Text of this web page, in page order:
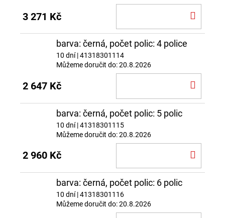
3 271 Kč
barva: černá, počet polic: 4 police
10 dní| 41318301114
Můžeme doručit do:20.8.2026
2 647 Kč
barva: černá, počet polic: 5 polic
10 dní| 41318301115
Můžeme doručit do:20.8.2026
2 960 Kč
barva: černá, počet polic: 6 polic
10 dní| 41318301116
Můžeme doručit do:20.8.2026